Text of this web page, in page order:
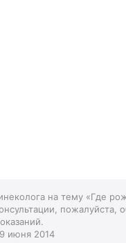
на тему «Где
пожалуйста,
июня 2014